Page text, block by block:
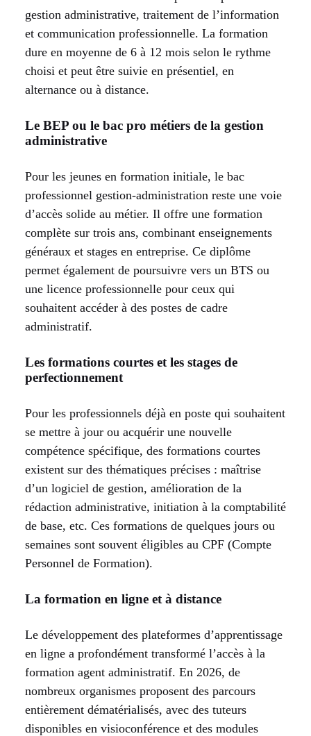
gestion administrative, traitement de l’information
et communication professionnelle. La formation
dure en moyenne de 6 à 12 mois selon le rythme
choisi et peut être suivie en présentiel, en
alternance ou à distance.
Le BEP ou le bac pro métiers de la gestion
administrative
Pour les jeunes en formation initiale, le bac
professionnel gestion-administration reste une voie
d’accès solide au métier. Il offre une formation
complète sur trois ans, combinant enseignements
généraux et stages en entreprise. Ce diplôme
permet également de poursuivre vers un BTS ou
une licence professionnelle pour ceux qui
souhaitent accéder à des postes de cadre
administratif.
Les formations courtes et les stages de
perfectionnement
Pour les professionnels déjà en poste qui souhaitent
se mettre à jour ou acquérir une nouvelle
compétence spécifique, des formations courtes
existent sur des thématiques précises : maîtrise
d’un logiciel de gestion, amélioration de la
rédaction administrative, initiation à la comptabilité
de base, etc. Ces formations de quelques jours ou
semaines sont souvent éligibles au CPF (Compte
Personnel de Formation).
La formation en ligne et à distance
Le développement des plateformes d’apprentissage
en ligne a profondément transformé l’accès à la
formation agent administratif. En 2026, de
nombreux organismes proposent des parcours
entièrement dématérialisés, avec des tuteurs
disponibles en visioconférence et des modules